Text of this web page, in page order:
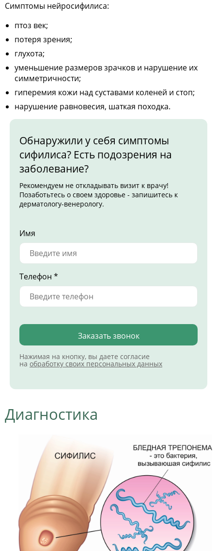
Симптомы нейросифилиса:
птоз век;
потеря зрения;
глухота;
уменьшение размеров зрачков и нарушение их
симметричности;
гиперемия кожи над суставами коленей и стоп;
нарушение равновесия, шаткая походка.
Обнаружили у себя симптомы
сифилиса? Есть подозрения на
заболевание?
Рекомендуем не откладывать визит к врачу!
Позаботьтесь о своем здоровье - запишитесь к
дерматологу-венерологу.
Имя
Телефон *
Заказать звонок
Нажимая на кнопку, вы даете согласие
на обработку своих персональных данных
Диагностика